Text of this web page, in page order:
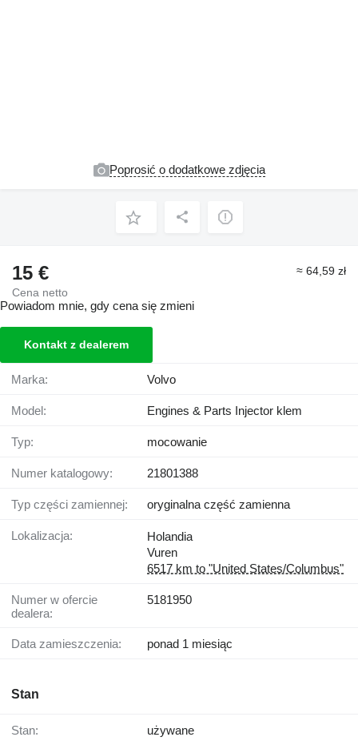
Poprosić o dodatkowe zdjęcia
15 €
Cena netto
≈ 64,59 zł
Powiadom mnie, gdy cena się zmieni
Kontakt z dealerem
Marka: Volvo
Model: Engines & Parts Injector klem
Typ: mocowanie
Numer katalogowy: 21801388
Typ części zamiennej: oryginalna część zamienna
Lokalizacja:
Holandia
Vuren
6517 km to "United States/Columbus"
Numer w ofercie
dealera:
5181950
Data zamieszczenia: ponad 1 miesiąc
Stan
Stan: używane